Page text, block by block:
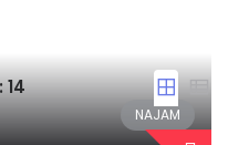
14
NAJAM